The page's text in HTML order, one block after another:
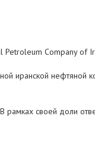
Company of
иранской нефтяной
своей доли